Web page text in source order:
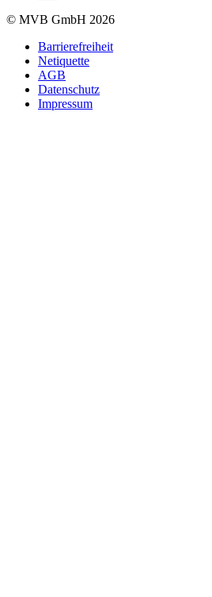
© MVB GmbH 2026
Barrierefreiheit
Netiquette
AGB
Datenschutz
Impressum